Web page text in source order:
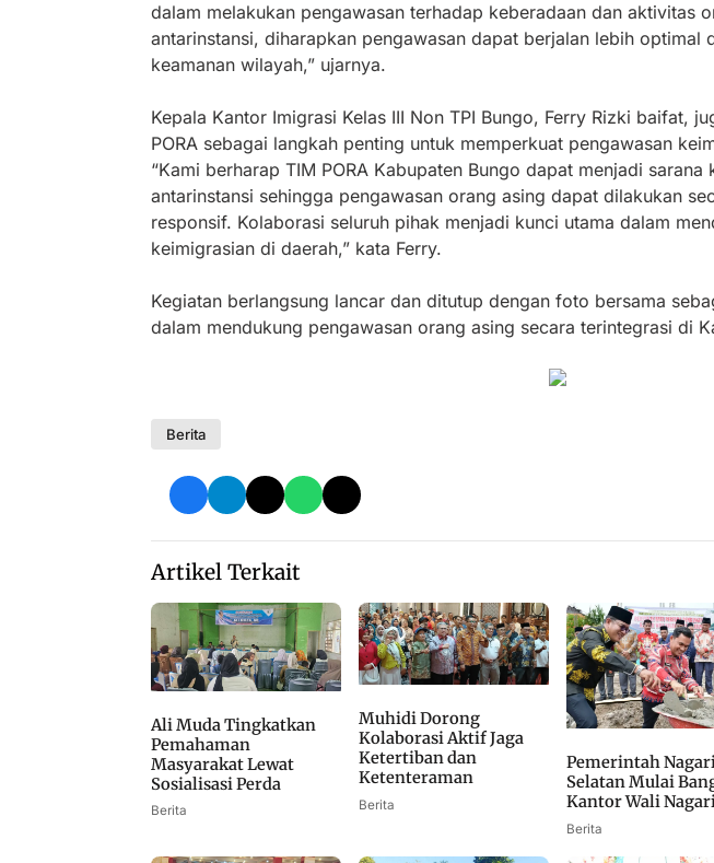
dalam melakukan pengawasan terhadap keberadaan dan aktivitas
antarinstansi, diharapkan pengawasan dapat berjalan lebih optimal
keamanan wilayah,” ujarnya.
Kepala Kantor Imigrasi Kelas III Non TPI Bungo, Ferry Rizki baifat,
PORA sebagai langkah penting untuk memperkuat pengawasan
“Kami berharap TIM PORA Kabupaten Bungo dapat menjadi
antarinstansi sehingga pengawasan orang asing dapat dilakukan
responsif. Kolaborasi seluruh pihak menjadi kunci utama dalam
keimigrasian di daerah,” kata Ferry.
Kegiatan berlangsung lancar dan ditutup dengan foto bersama
dalam mendukung pengawasan orang asing secara terintegrasi di
Berita
Artikel Terkait
Ali Muda Tingkatkan
Pemahaman
Masyarakat Lewat
Sosialisasi Perda
Berita
Muhidi Dorong
Kolaborasi Aktif Jaga
Ketertiban dan
Ketenteraman
Berita
Pemerintah
Selatan Mulai
Kantor Wali
Berita